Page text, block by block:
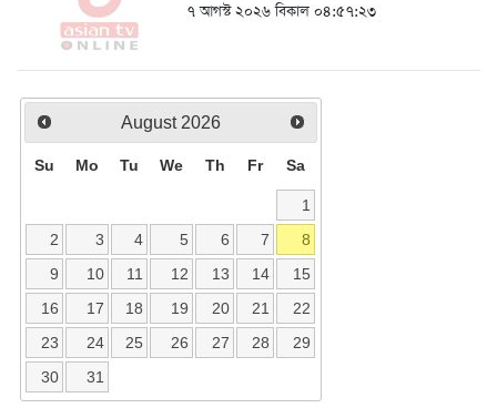
৭ আগস্ট ২০২৬ বিকাল ০৪:৫৭:২৩
August 2026
Su Mo Tu We Th Fr Sa
1
2
3 4 5 6 7
8
9
10 11 12 13 14
15
16
17 18 19 20 21
22
23
24 25 26 27 28
29
30
31